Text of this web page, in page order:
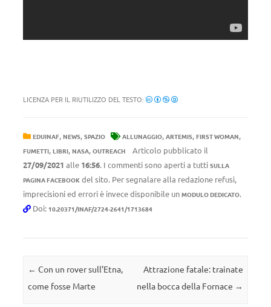
LICENZA PER IL RIUTILIZZO DEL TESTO:
EDUINAF, NEWS, SPAZIO ALLUNAGGIO, ARTEMIS, FIRST WOMAN,
FUMETTI, LIBRI, NASA, OUTREACH
Articolo pubblicato il
27/09/2021 alle 16:56. I commenti sono aperti a tutti SULLA
PAGINA FACEBOOK del sito. Per segnalare alla redazione refusi,
imprecisioni ed errori è invece disponibile un MODULO DEDICATO.
Doi: 10.20371/INAF/2724-2641/1713684
Navigazione articolo
← Con un rover sull’Etna,
come fosse Marte
Attrazione fatale: trainate
nella bocca della Fornace →